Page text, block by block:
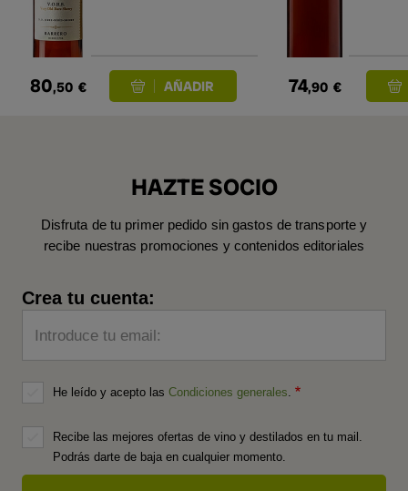
80,50 € 74,90 €
HAZTE SOCIO
Disfruta de tu primer pedido sin gastos de transporte y
recibe nuestras promociones y contenidos editoriales
Crea tu cuenta:
Introduce tu email:
He leído y acepto las Condiciones generales
Recibe las mejores ofertas de vino y destilados en tu mail.
Podrás darte de baja en cualquier momento.